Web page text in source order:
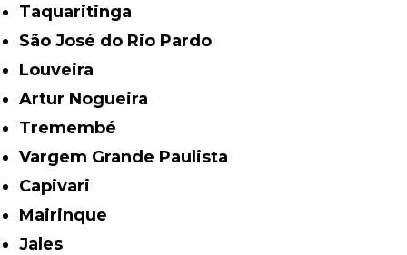
Taquaritinga
São José do Rio Pardo
Louveira
Artur Nogueira
Tremembé
Vargem Grande Paulista
Capivari
Mairinque
Jales